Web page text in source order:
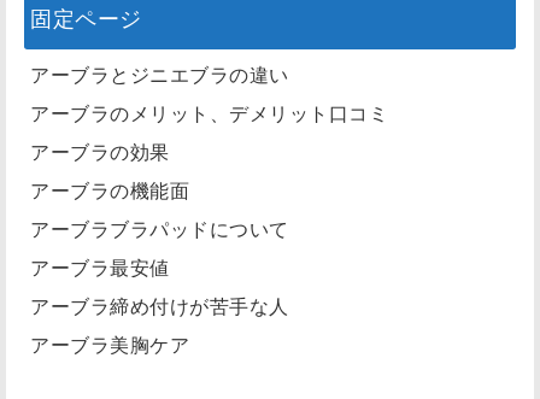
固定ページ
アーブラとジニエブラの違い
アーブラのメリット、デメリット口コミ
アーブラの効果
アーブラの機能面
アーブラブラパッドについて
アーブラ最安値
アーブラ締め付けが苦手な人
アーブラ美胸ケア